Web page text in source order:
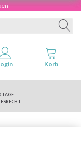
TAGE